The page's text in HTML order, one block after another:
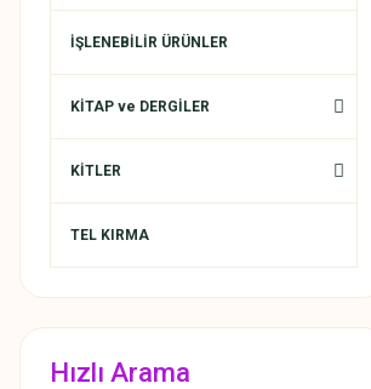
İŞLENEBİLİR ÜRÜNLER
KİTAP ve DERGİLER
KİTLER
TEL KIRMA
Hızlı Arama